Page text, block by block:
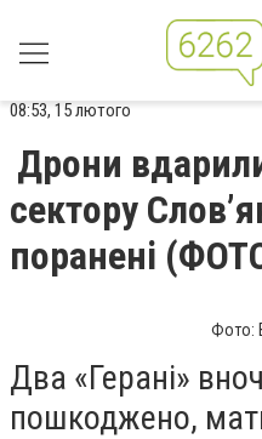
08:53, 15 лютого
Дрони
сектору
поранені
Фото:
Два «Герані»
пошкоджено,